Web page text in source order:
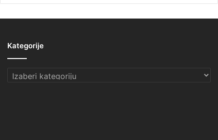
Kategorije
Kategorije